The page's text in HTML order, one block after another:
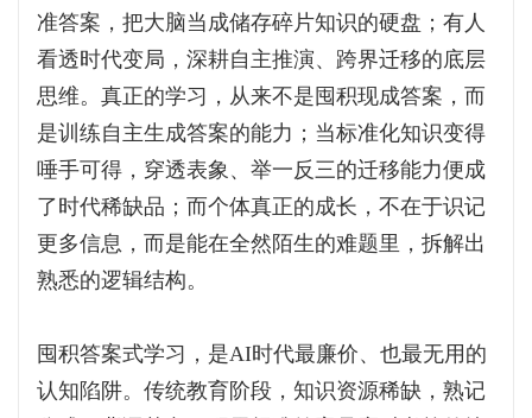
准答案，把大脑当成储存碎片知识的硬盘；有人
看透时代变局，深耕自主推演、跨界迁移的底层
思维。真正的学习，从来不是囤积现成答案，而
是训练自主生成答案的能力；当标准化知识变得
唾手可得，穿透表象、举一反三的迁移能力便成
了时代稀缺品；而个体真正的成长，不在于识记
更多信息，而是能在全然陌生的难题里，拆解出
熟悉的逻辑结构。
囤积答案式学习，是AI时代最廉价、也最无用的
认知陷阱。传统教育阶段，知识资源稀缺，熟记